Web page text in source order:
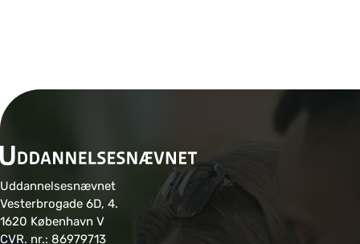
el
s
e
n:
In
Uddannelsesnævnet
Vesterbrogade 6D, 4.
1620 København V
CVR. nr.: 86979713